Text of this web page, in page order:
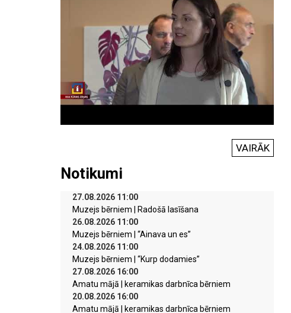
VAIRĀK
Notikumi
27.08.2026 11:00
Muzejs bērniem | Radošā lasīšana
26.08.2026 11:00
Muzejs bērniem | “Ainava un es”
24.08.2026 11:00
Muzejs bērniem | “Kurp dodamies”
27.08.2026 16:00
Amatu mājā | keramikas darbnīca bērniem
20.08.2026 16:00
Amatu mājā | keramikas darbnīca bērniem